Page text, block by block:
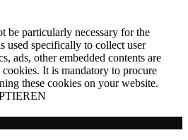
be particularly necessary for the
used specifically to collect user
ads, other embedded contents are
cookies. It is mandatory to procure
these cookies on your website.